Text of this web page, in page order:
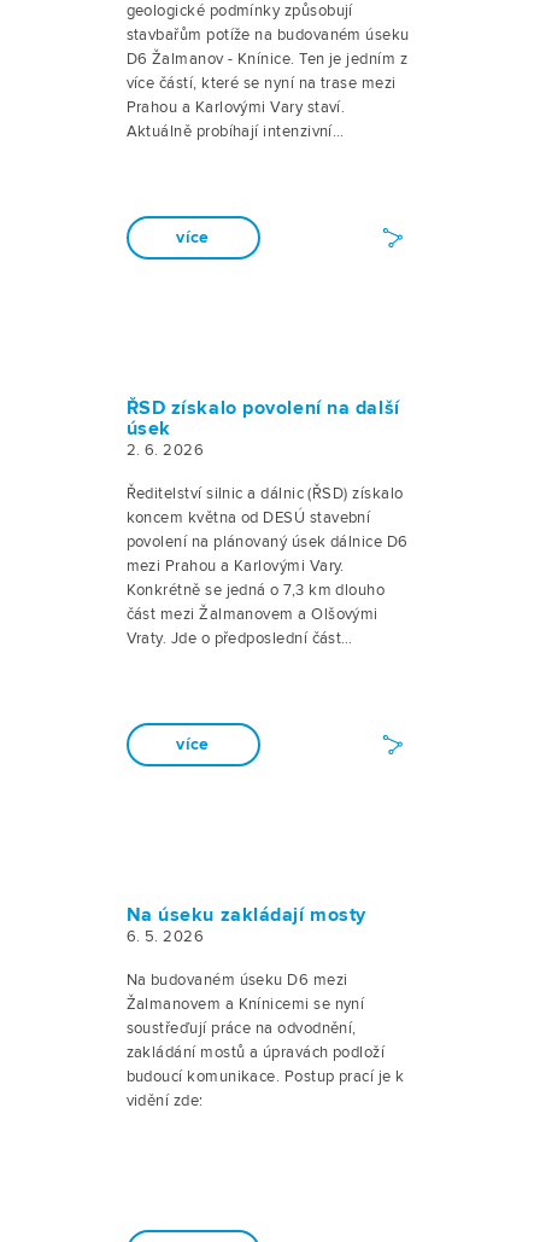
geologické podmínky způsobují
stavbařům potíže na budovaném úseku
D6 Žalmanov - Knínice. Ten je jedním z
více částí, které se nyní na trase mezi
Prahou a Karlovými Vary staví.
Aktuálně probíhají intenzivní…
více
ŘSD získalo povolení na další
úsek
2. 6. 2026
Ředitelství silnic a dálnic (ŘSD) získalo
koncem května od DESÚ stavební
povolení na plánovaný úsek dálnice D6
mezi Prahou a Karlovými Vary.
Konkrétně se jedná o 7,3 km dlouho
část mezi Žalmanovem a Olšovými
Vraty. Jde o předposlední část…
více
Na úseku zakládají mosty
6. 5. 2026
Na budovaném úseku D6 mezi
Žalmanovem a Knínicemi se nyní
soustřeďují práce na odvodnění,
zakládání mostů a úpravách podloží
budoucí komunikace. Postup prací je k
vidění zde: